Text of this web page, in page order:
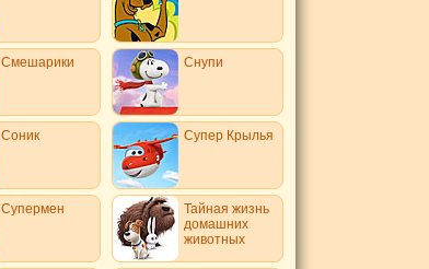
Смешарики Снупи
Соник Супер Крылья
Супермен
Тайная жизнь
домашних
животных